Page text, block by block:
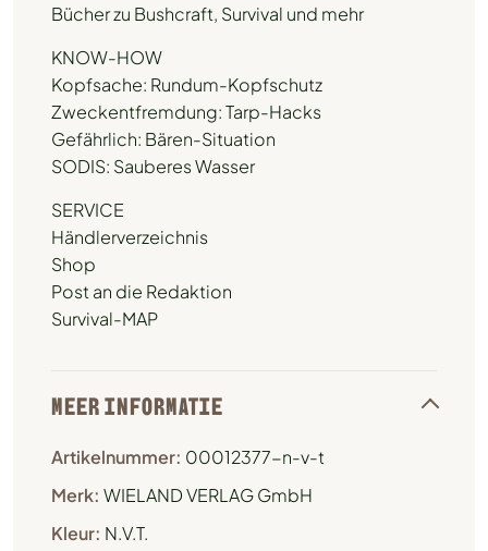
Bücher zu Bushcraft, Survival und mehr
KNOW-HOW
Kopfsache: Rundum-Kopfschutz
Zweckentfremdung: Tarp-Hacks
Gefährlich: Bären-Situation
SODIS: Sauberes Wasser
SERVICE
Händlerverzeichnis
Shop
Post an die Redaktion
Survival-MAP
MEER INFORMATIE
Artikelnummer: 00012377-n-v-t
Merk: WIELAND VERLAG GmbH
Kleur: N.V.T.